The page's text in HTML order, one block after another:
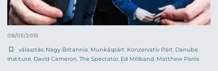
08/05/2015
választás Nagy-Britannia Munkáspárt Konzervatív Párt Danube
Institute David Cameron The Spectator Ed Miliband Matthew Parris